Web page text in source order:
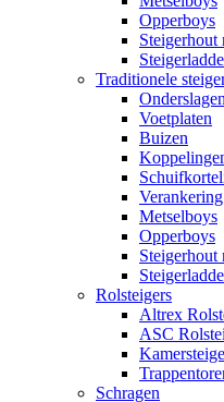
Opperboys
Steigerhout
Traditionele
Onderslagen
Voetplaten
Buizen
Verankering
Metselboys
Opperboys
Steigerhout
Rolsteigers
Altrex
ASC
Schragen